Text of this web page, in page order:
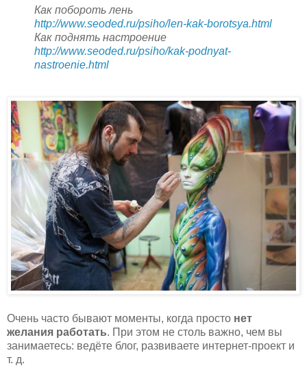
Как побороть лень
http://www.seoded.ru/psiho/len-kak-borotsya.html
Как поднять настроение
http://www.seoded.ru/psiho/kak-podnyat-
nastroenie.html
Очень часто бывают моменты, когда просто нет
желания работать. При этом не столь важно, чем вы
занимаетесь: ведёте блог, развиваете интернет-проект и
т. д.